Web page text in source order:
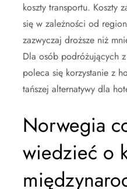
koszty transportu. Koszty
się w zależności od
zazwyczaj droższe niż
Dla osób podróżujących
poleca się korzystanie z
tańszej alternatywy dla
Norwegia
wiedzieć o